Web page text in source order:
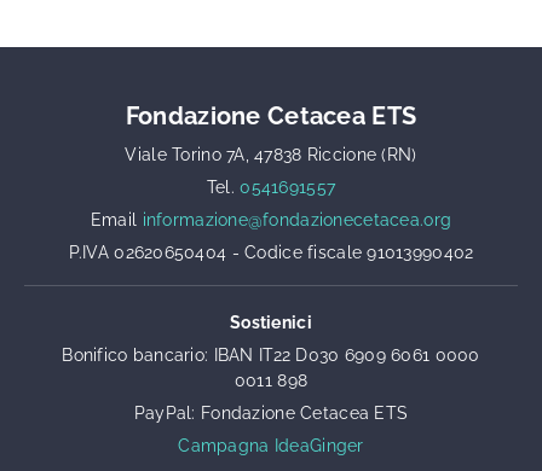
Fondazione Cetacea ETS
Viale Torino 7A, 47838 Riccione (RN)
Tel.0541691557
Email informazione@fondazionecetacea.org
P.IVA 02620650404 - Codice fiscale 91013990402
Sostienici
Bonifico bancario: IBAN IT22 D030 6909 6061 0000
0011 898
PayPal: Fondazione Cetacea ETS
Campagna IdeaGinger